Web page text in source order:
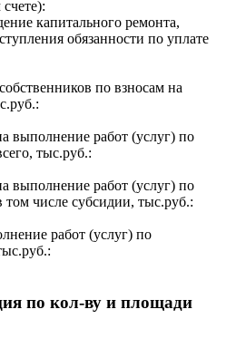
капитального ремонта,
обязанности по уплате
по взносам на
выполнение работ (услуг) по
тыс.руб.:
выполнение работ (услуг) по
том числе субсидии, тыс.руб.:
работ (услуг) по
по кол-ву и площади